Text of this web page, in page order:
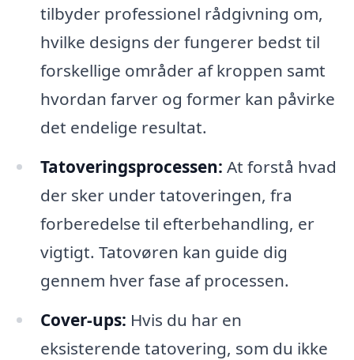
tilbyder professionel rådgivning om,
hvilke designs der fungerer bedst til
forskellige områder af kroppen samt
hvordan farver og former kan påvirke
det endelige resultat.
Tatoveringsprocessen: At forstå hvad
der sker under tatoveringen, fra
forberedelse til efterbehandling, er
vigtigt. Tatovøren kan guide dig
gennem hver fase af processen.
Cover-ups: Hvis du har en
eksisterende tatovering, som du ikke